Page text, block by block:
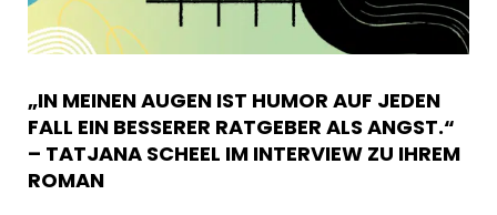
„IN MEINEN AUGEN IST HUMOR AUF JEDEN
FALL EIN BESSERER RATGEBER ALS ANGST.“
– TATJANA SCHEEL IM INTERVIEW ZU IHREM
ROMAN